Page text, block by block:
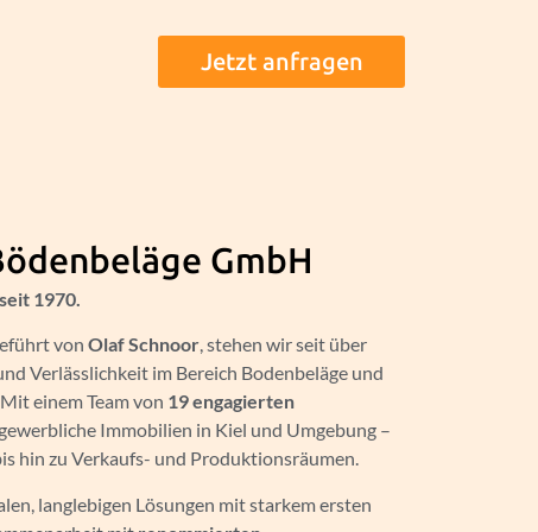
Jetzt anfragen
GmbH
1970.
von Olaf Schnoor, stehen wir seit über
Verlässlichkeit im Bereich Bodenbeläge und
einem Team von 19 engagierten
Immobilien in Kiel und Umgebung –
hin zu Verkaufs- und Produktionsräumen.
langlebigen Lösungen mit starkem ersten